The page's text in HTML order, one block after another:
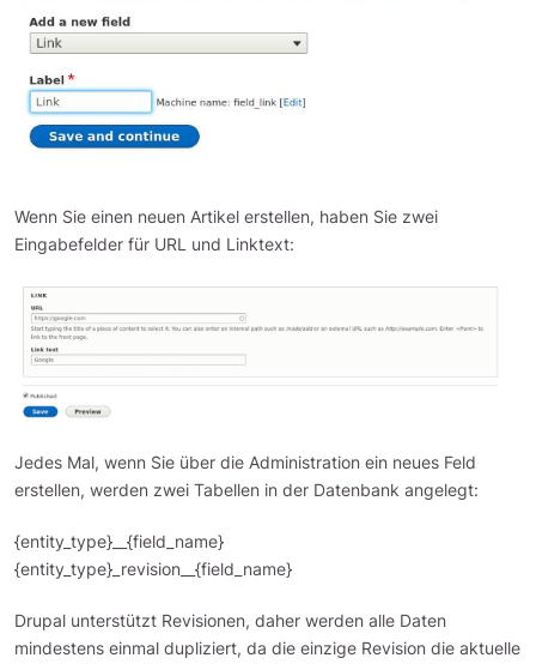
Wenn Sie einen neuen Artikel erstellen, haben Sie zwei
Eingabefelder für URL und Linktext:
Jedes Mal, wenn Sie über die Administration ein neues Feld
erstellen, werden zwei Tabellen in der Datenbank angelegt:
{entity_type}__{field_name}
{entity_type}_revision__{field_name}
Drupal unterstützt Revisionen, daher werden alle Daten
mindestens einmal dupliziert, da die einzige Revision die aktuelle